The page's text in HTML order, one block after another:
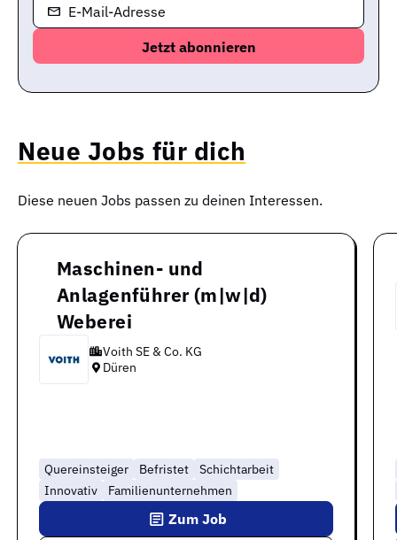
E-Mail-Adresse
Neue Jobs für dich
Diese neuen Jobs passen zu deinen Interessen.
Maschinen- und
Anlagenführer (m|w|d)
Weberei
Voith SE & Co. KG
Düren
Quereinsteiger Befristet
Schichtarbeit
Innovativ
Familienunternehmen
Zum Job